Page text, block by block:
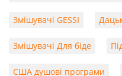
Змішувачі GESSI
Змішувачі Для біде
США душові програми